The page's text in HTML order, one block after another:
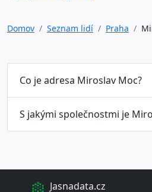
Domov
Seznam lidí Praha
Co je adresa Miroslav Moc?
S jakými společnostmi je
Jasnadata.cz